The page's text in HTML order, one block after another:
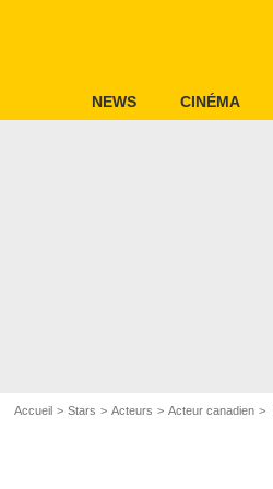
NEWS CINÉMA
Accueil Stars Acteurs Acteur canadien